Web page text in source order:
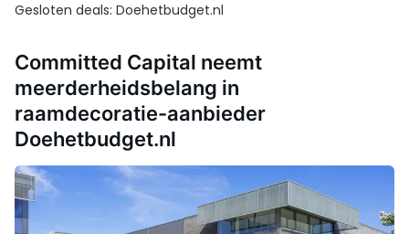
Gesloten deals: Doehetbudget.nl
Committed Capital neemt
meerderheidsbelang in
raamdecoratie-aanbieder
Doehetbudget.nl